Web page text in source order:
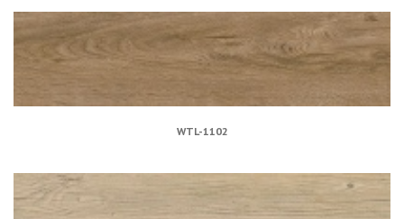
WTL-1102